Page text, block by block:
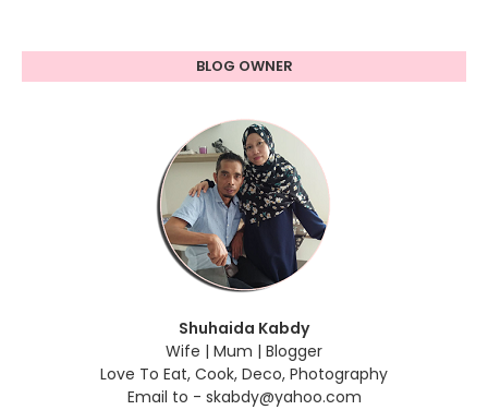
BLOG OWNER
Shuhaida Kabdy
Wife | Mum | Blogger
Love To Eat, Cook, Deco, Photography
Email to - skabdy@yahoo.com